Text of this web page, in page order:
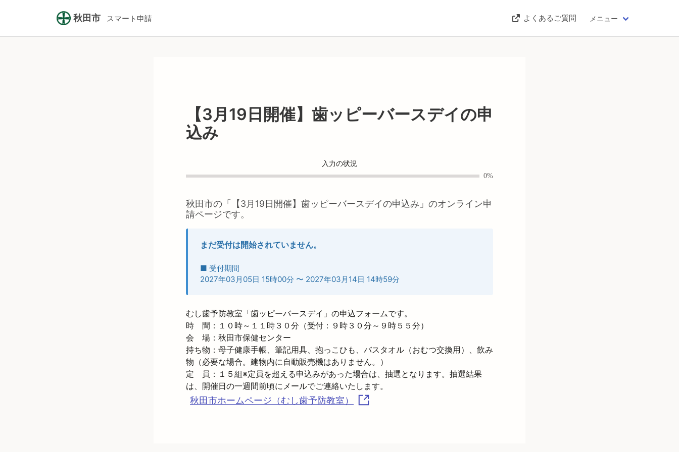
秋田市 スマート申請 よくあるご質問 メニュー
【3月19日開催】歯ッピーバースデイの申
込み
入力の状況
0%
秋田市の「 【3月19日開催】歯ッピーバースデイの申込み 」のオンライン申
請ページです。
まだ受付は開始されていません。
■ 受付期間
2027年03月05日 15時00分 〜 2027年03月14日 14時59分
むし歯予防教室「歯ッピーバースデイ」の申込フォームです。
時　間：１０時～１１時３０分（受付：９時３０分～９時５５分）
会　場：秋田市保健センター
持ち物：母子健康手帳、筆記用具、抱っこひも、バスタオル（おむつ交換用）、飲み
物（必要な場合。建物内に自動販売機はありません。）
定　員：１５組※定員を超える申込みがあった場合は、抽選となります。抽選結果
秋田市ホームページ（むし歯予防教室）